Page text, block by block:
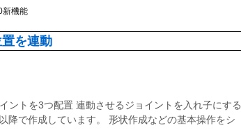
新機能
を連動
ントを3つ配置 連動させるジョイントを入れ子にする
降で作成しています。 形状作成などの基本操作をシ